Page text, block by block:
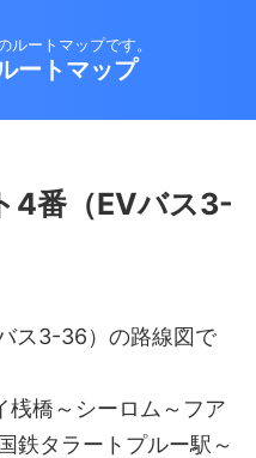
ルートマップです。
ートマップ
4番（EVバス3-
ス3-36）の路線図で
桟橋～シーロム～フア
鉄タラートプルー駅～